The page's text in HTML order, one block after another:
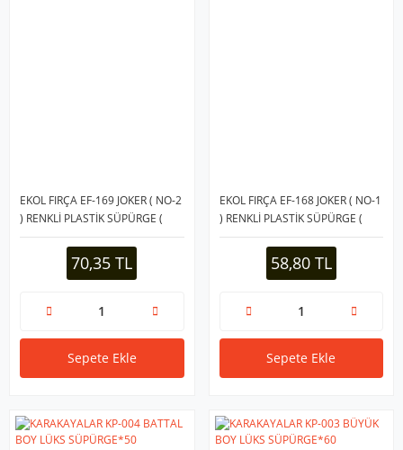
EKOL FIRÇA EF-169 JOKER ( NO-2
) RENKLİ PLASTİK SÜPÜRGE (
SAP ÇIKAR-TAK-UZAT
SAPLI=31CM )*40=K
70,35 TL
Sepete Ekle
EKOL FIRÇA EF-168 JOKER ( NO-1
) RENKLİ PLASTİK SÜPÜRGE (
SABİT SAPLI=18CM )*24=K
58,80 TL
Sepete Ekle